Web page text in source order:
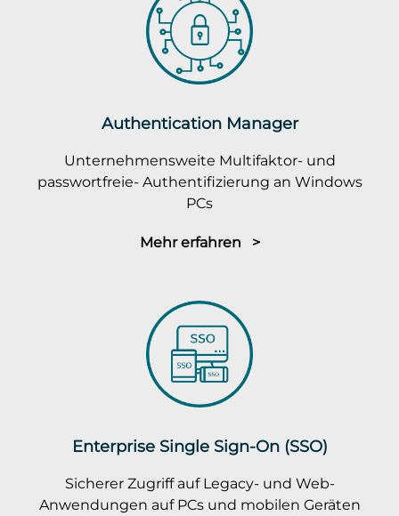
Authentication Manager
Unternehmensweite Multifaktor- und
passwortfreie- Authentifizierung an Windows
PCs
Mehr erfahren >
Enterprise Single Sign-On (SSO)
Sicherer Zugriff auf Legacy- und Web-
Anwendungen auf PCs und mobilen Geräten